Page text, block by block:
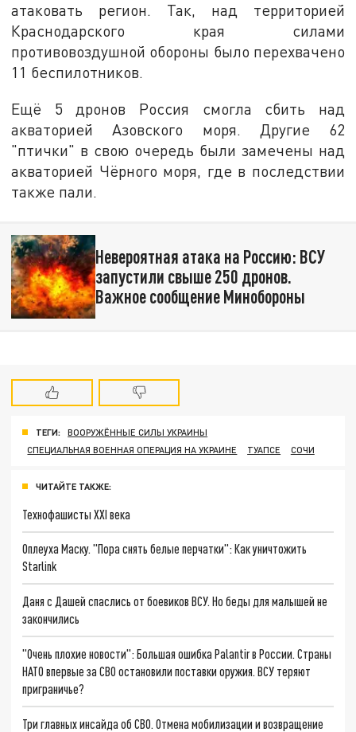
атаковать регион. Так, над территорией
Краснодарского края силами
противовоздушной обороны было перехвачено
11 беспилотников.
Ещё 5 дронов Россия смогла сбить над
акваторией Азовского моря. Другие 62
"птички" в свою очередь были замечены над
акваторией Чёрного моря, где в последствии
также пали.
Невероятная атака на Россию: ВСУ
запустили свыше 250 дронов.
Важное сообщение Минобороны
ТЕГИ:
ВООРУЖЁННЫЕ СИЛЫ УКРАИНЫ
СПЕЦИАЛЬНАЯ ВОЕННАЯ ОПЕРАЦИЯ НА УКРАИНЕ
ТУАПСЕ СОЧИ
ЧИТАЙТЕ ТАКЖЕ:
Технофашисты XXI века
Оплеуха Маску. "Пора снять белые перчатки": Как уничтожить
Starlink
Даня с Дашей спаслись от боевиков ВСУ. Но беды для малышей не
закончились
"Очень плохие новости": Большая ошибка Palantir в России. Страны
НАТО впервые за СВО остановили поставки оружия. ВСУ теряют
приграничье?
Три главных инсайда об СВО. Отмена мобилизации и возвращение